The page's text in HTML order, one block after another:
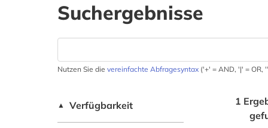
Suchergebnisse
Nutzen Sie die vereinfachte Abfragesyntax ('+' = AND, '|' = OR,
▲ Verfügbarkeit
1